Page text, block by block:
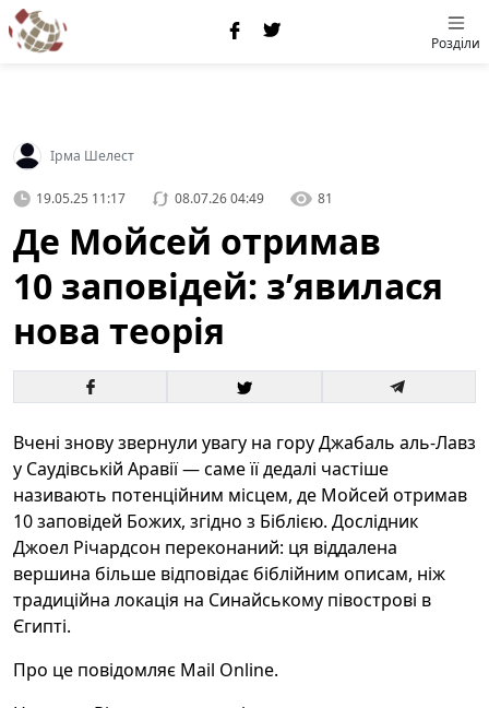
Розділи
Ірма Шелест
19.05.25 11:17 08.07.26 04:49 81
Де Мойсей отримав
10 заповідей: з’явилася
нова теорія
Вчені знову звернули увагу на гору Джабаль аль-Лавз
у Саудівській Аравії — саме її дедалі частіше
називають потенційним місцем, де Мойсей отримав
10 заповідей Божих, згідно з Біблією. Дослідник
Джоел Річардсон переконаний: ця віддалена
вершина більше відповідає біблійним описам, ніж
традиційна локація на Синайському півострові в
Єгипті.
Про це повідомляє Mail Online.